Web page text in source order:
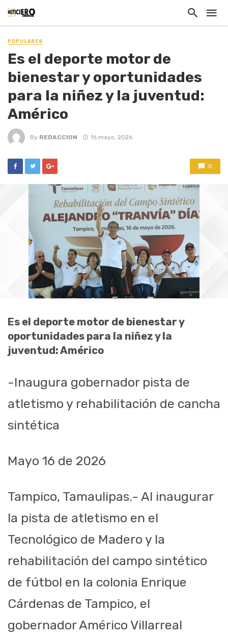
POPULARES
Es el deporte motor de
bienestar y oportunidades
para la niñez y la juventud:
Américo
By REDACCION 16 mayo, 2026
0
Es el deporte motor de bienestar y
oportunidades para la niñez y la
juventud: Américo
-Inaugura gobernador pista de
atletismo y rehabilitación de cancha
sintética
Mayo 16 de 2026
Tampico, Tamaulipas.- Al inaugurar
la pista de atletismo en el
Tecnológico de Madero y la
rehabilitación del campo sintético
de fútbol en la colonia Enrique
Cárdenas de Tampico, el
gobernador Américo Villarreal